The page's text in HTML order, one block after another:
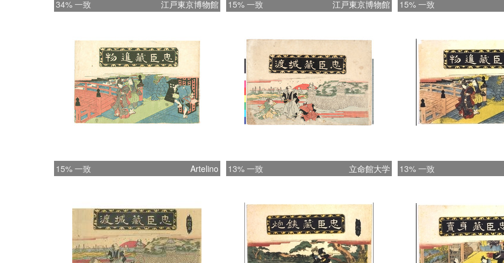
34% 一致 江戸東京博物館 15% 一致 江戸東京博物館 15% 一致
15% 一致 Artelino 13% 一致 立命館大学 13% 一致